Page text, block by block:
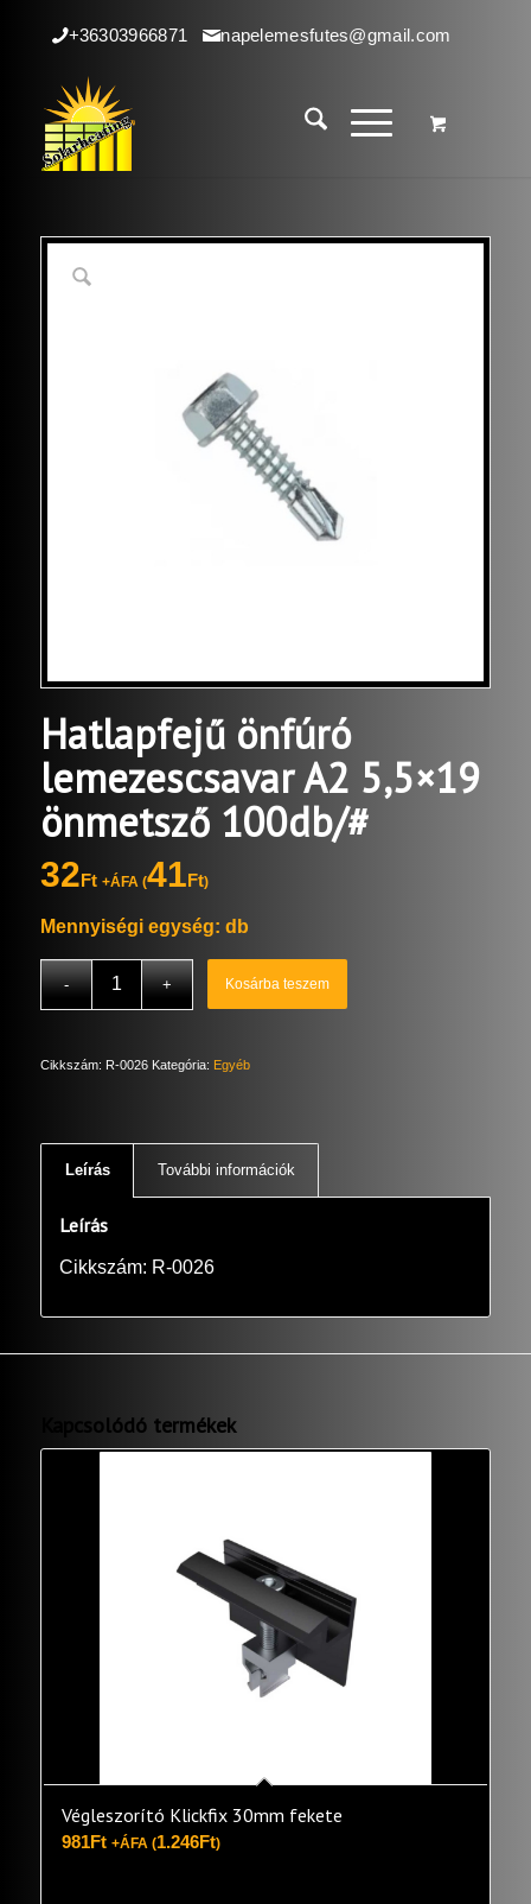
+36303966871 napelemesfutes@gmail.com
Hatlapfejű önfúró
lemezescsavar A2 5,5×19
önmetsző 100db/#
32Ft +ÁFA (41Ft)
Mennyiségi egység: db
Kosárba teszem
Cikkszám: R-0026 Kategória: Egyéb
Leírás További információk
Leírás
Cikkszám: R-0026
Kapcsolódó termékek
Végleszorító Klickfix 30mm fekete
981Ft +ÁFA (1.246Ft)